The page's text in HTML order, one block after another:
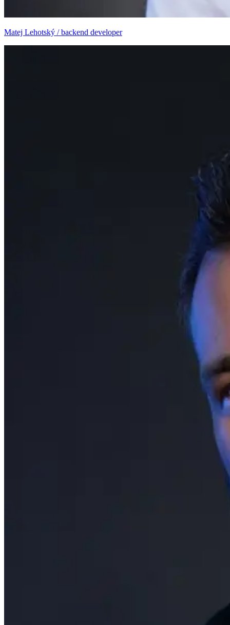
Matej Lehotský / backend developer